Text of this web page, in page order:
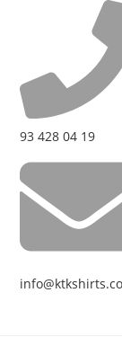
93 428 04 19